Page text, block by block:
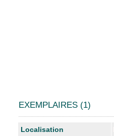
EXEMPLAIRES (1)
Liste des exemplaires
Localisation